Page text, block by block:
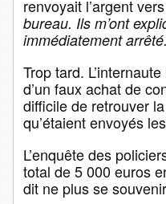
renvoyait l’argent
bureau. Ils m’ont
immédiatement
Trop tard.
d’un faux achat de
difficile de retrouver
qu’étaient envoyés
L’enquête des
total de 5 000 euros
dit ne plus se